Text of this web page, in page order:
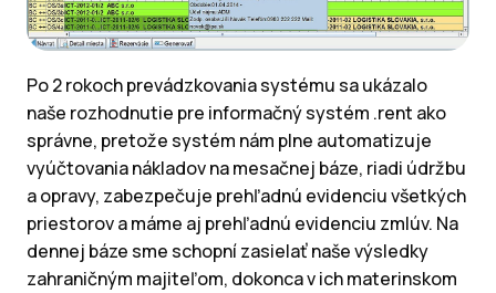
Po 2 rokoch prevádzkovania systému sa ukázalo
naše rozhodnutie pre informačný systém .rent ako
správne, pretože systém nám plne automatizuje
vyúčtovania nákladov na mesačnej báze, riadi údržbu
a opravy, zabezpečuje prehľadnú evidenciu všetkých
priestorov a máme aj prehľadnú evidenciu zmlúv. Na
dennej báze sme schopní zasielať naše výsledky
zahraničným majiteľom, dokonca v ich materinskom